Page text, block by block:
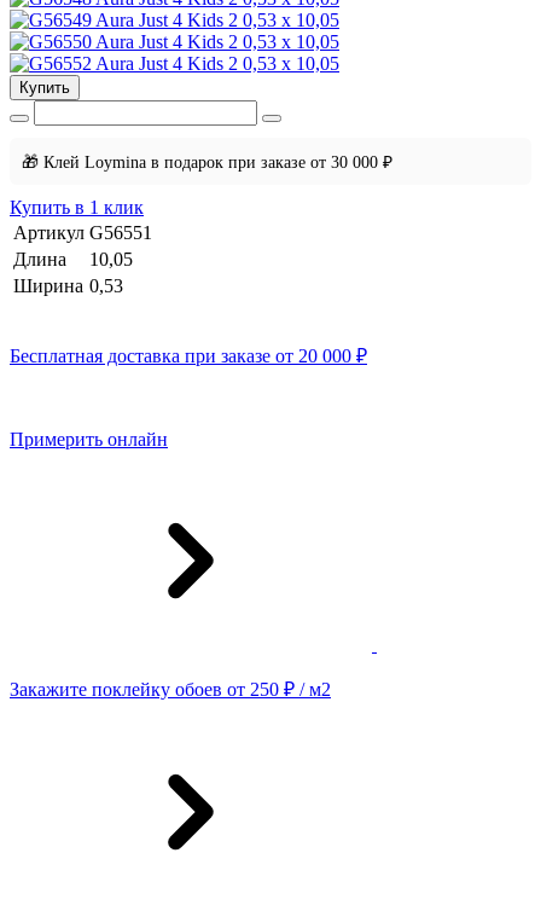
Купить
🎁 Клей Loymina в подарок при заказе от 30 000 ₽
Купить в 1 клик
Артикул G56551
Длина
10,05
Ширина 0,53
Бесплатная доставка при заказе от 20 000 ₽
Примерить онлайн
Закажите поклейку обоев от 250 ₽ / м2